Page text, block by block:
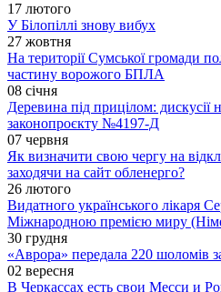
17 лютого
У Білопіллі знову вибух
27 жовтня
На території Сумської громади
частину ворожого БПЛА
08 січня
Деревина під прицілом: дискусії
законопроєкту №4197-Д
07 червня
Як визначити свою чергу на
заходячи на сайт обленерго?
26 лютого
Видатного українського лікаря
Міжнародною премією миру
30 грудня
«Аврора» передала 220 шоломів
02 вересня
В Черкассах есть свои Месси и